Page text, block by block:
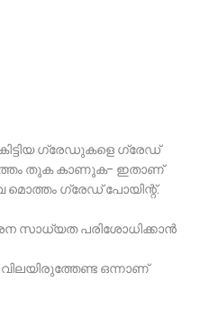
ഗ്രേഡുകളെ ഗ്രേഡ്
തുക കാണുക- ഇതാണ്
മൊത്തം ഗ്രേഡ് പോയിന്റ്.
സാധ്യത പരിശോധിക്കാൻ
ഒന്നാണ്